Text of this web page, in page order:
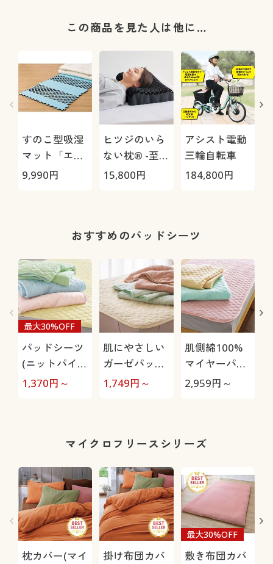
この商品を見た人は他に…
すのこ型吸湿
マット「エア
ージョブ®」
9,990円
ヒツジのいら
ない枕® -至
極-
15,800円
アシスト電動
三輪自転車
184,800円
おすすめのパッドシーツ
パッドシーツ
(ニットパイ
ル)
最大30%OFF
1,370円～
肌にやさしい
ガーゼパッド
シーツ
1,749円～
肌側綿100%
マイヤーパッ
ドシーツ
2,959円～
マイクロフリースシリーズ
枕カバー(マイ
掛け布団カバ
敷き布団カバ
最大30%OFF